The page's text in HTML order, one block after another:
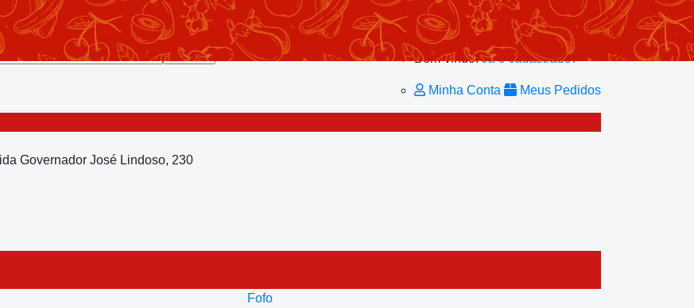
Repetir Pedido
Minha Conta
Bem-vindo!Já é cadastrado?
Minha Conta Meus Pedidos
Governador José Lindoso, 230
Fofo